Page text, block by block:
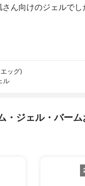
ん向けのジェルでし
ッグ)
ル
・ジェル・バー